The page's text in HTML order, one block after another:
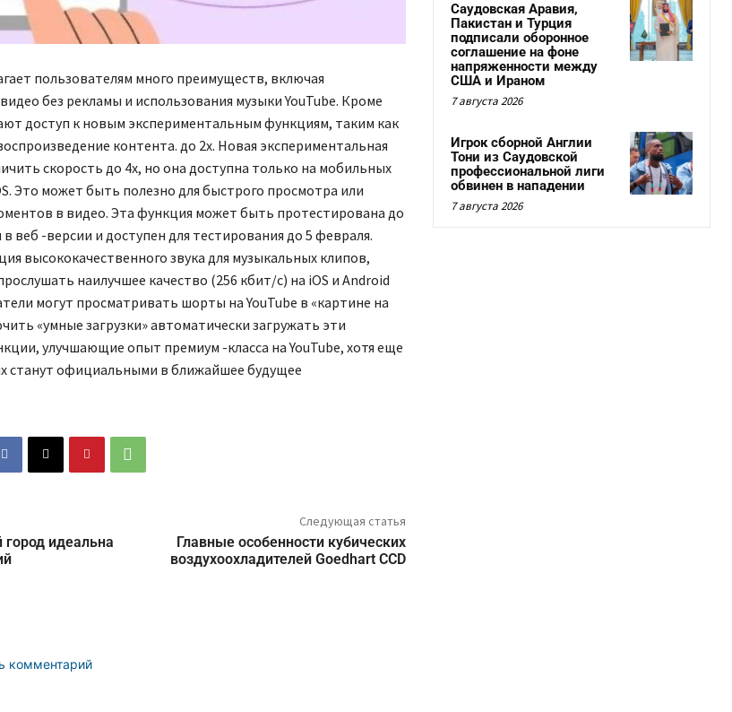
пользователям много преимуществ, включая
без рекламы и использования музыки YouTube. Кроме
доступ к новым экспериментальным функциям, таким как
контента. до 2x. Новая экспериментальная
скорость до 4x, но она доступна только на мобильных
Это может быть полезно для быстрого просмотра или
в видео. Эта функция может быть протестирована до
веб -версии и доступен для тестирования до 5 февраля.
высококачественного звука для музыкальных клипов,
наилучшее качество (256 кбит/с) на iOS и Android
могут просматривать шорты на YouTube в «картине на
«умные загрузки» автоматически загружать эти
улучшающие опыт премиум -класса на YouTube, хотя еще
станут официальными в ближайшее будущее
идеальна
Следующая статья
Главные особенности кубических
воздухоохладителей Goedhart CCD
комментарий
Саудовская Аравия,
Пакистан и Турция
подписали оборонное
соглашение на фоне
напряженности между
США и Ираном
7 августа 2026
Игрок сборной Англии
Тони из Саудовской
профессиональной лиги
обвинен в нападении
7 августа 2026